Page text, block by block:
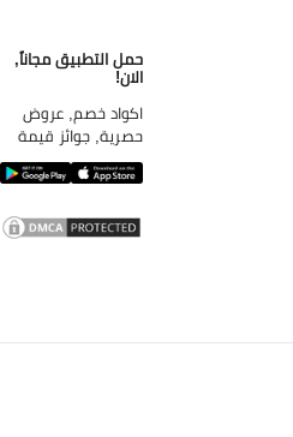
حمل التطبيق مجاناً,
الان!
اكواد خصم, عروض
حصرية, جوائز قيمة